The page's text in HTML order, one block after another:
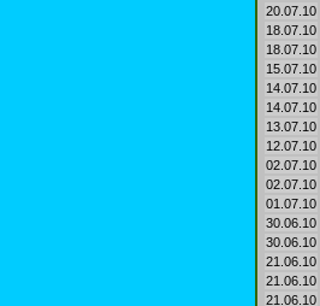
20.07.10
18.07.10
18.07.10
15.07.10
14.07.10
14.07.10
13.07.10
12.07.10
02.07.10
02.07.10
01.07.10
30.06.10
30.06.10
21.06.10
21.06.10
21.06.10